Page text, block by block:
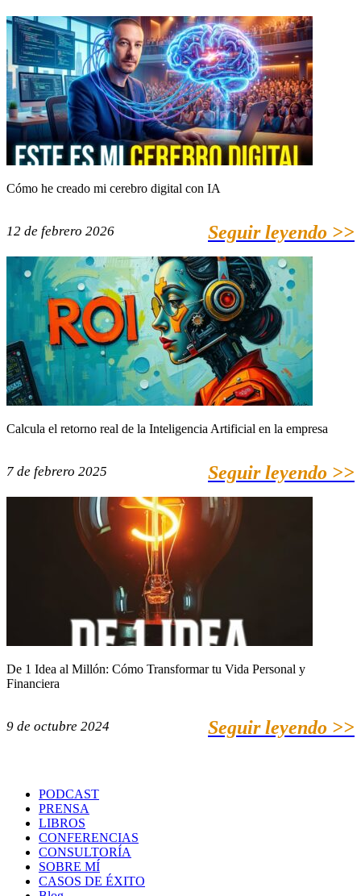
Cómo he creado mi cerebro digital con IA
12 de febrero 2026 Seguir leyendo >>
Calcula el retorno real de la Inteligencia Artificial en la empresa
7 de febrero 2025 Seguir leyendo >>
De 1 Idea al Millón: Cómo Transformar tu Vida Personal y
Financiera
9 de octubre 2024 Seguir leyendo >>
PODCAST
PRENSA
LIBROS
CONFERENCIAS
CONSULTORÍA
SOBRE MÍ
CASOS DE ÉXITO